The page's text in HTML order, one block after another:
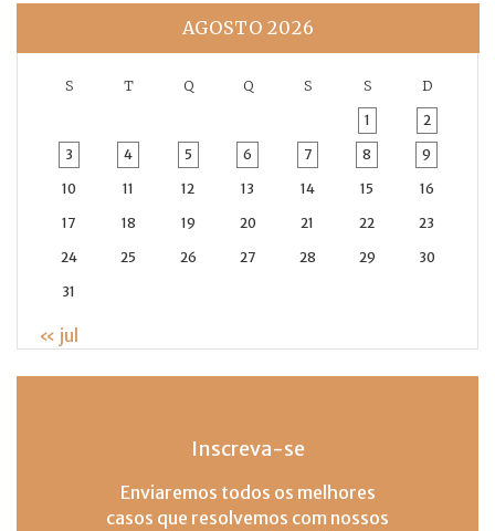
AGOSTO 2026
S T Q Q S S D
1 2
3 4 5 6 7 8 9
10 11 12 13 14 15 16
17 18 19 20 21 22 23
24 25 26 27 28 29 30
31
« jul
Inscreva-se
Enviaremos todos os melhores
casos que resolvemos com nossos